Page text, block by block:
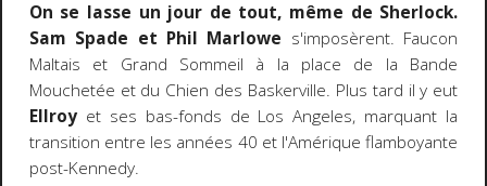
On se lasse un jour de tout, même de Sherlock.
Sam Spade et Phil Marlowe s'imposèrent. Faucon
Maltais et Grand Sommeil à la place de la Bande
Mouchetée et du Chien des Baskerville. Plus tard il y eut
Ellroyet ses bas-fonds de Los Angeles, marquant la
transition entre les années 40 et l'Amérique flamboyante
post-Kennedy.